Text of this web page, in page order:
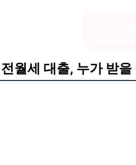
월세 대출, 누가 받